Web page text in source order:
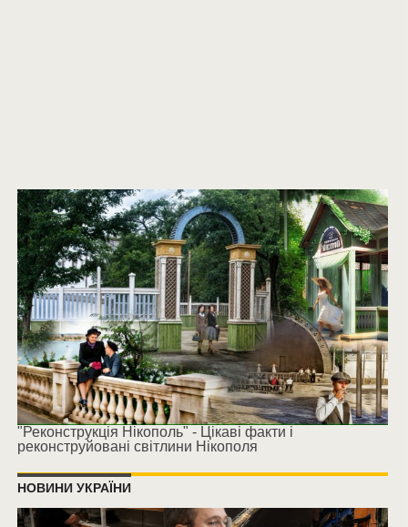
"Реконструкція Нікополь" - Цікаві факти і
реконструйовані світлини Нікополя
НОВИНИ УКРАЇНИ